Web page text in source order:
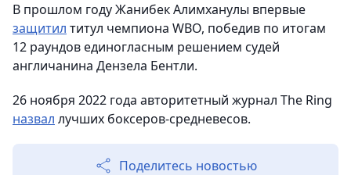
В прошлом году Жанибек Алимханулы впервые
защитил титул чемпиона WBO, победив по итогам
12 раундов единогласным решением судей
англичанина Дензела Бентли.
26 ноября 2022 года авторитетный журнал The Ring
назвал лучших боксеров-средневесов.
Поделитесь новостью